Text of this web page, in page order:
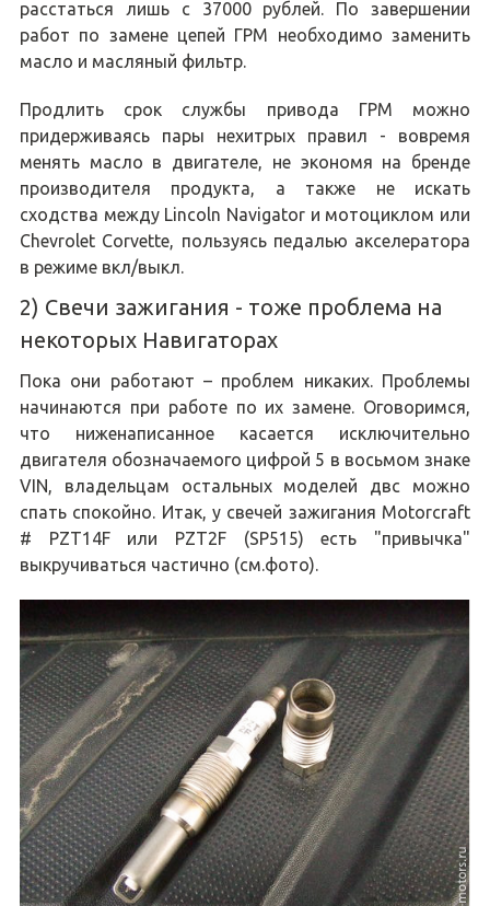
расстаться лишь с 37000 рублей. По завершении
работ по замене цепей ГРМ необходимо заменить
масло и масляный фильтр.
Продлить срок службы привода ГРМ можно
придерживаясь пары нехитрых правил - вовремя
менять масло в двигателе, не экономя на бренде
производителя продукта, а также не искать
сходства между Lincoln Navigator и мотоциклом или
Chevrolet Corvette, пользуясь педалью акселератора
в режиме вкл/выкл.
2) Свечи зажигания - тоже проблема на
некоторых Навигаторах
Пока они работают – проблем никаких. Проблемы
начинаются при работе по их замене. Оговоримся,
что ниженаписанное касается исключительно
двигателя обозначаемого цифрой 5 в восьмом знаке
VIN, владельцам остальных моделей двс можно
спать спокойно. Итак, у свечей зажигания Motorcraft
# PZT14F или PZT2F (SP515) есть "привычка"
выкручиваться частично (см.фото).